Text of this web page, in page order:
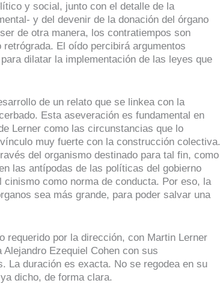
y social, junto con el detalle de la
y del devenir de la donación del órgano
de otra manera, los contratiempos son
El oído percibirá argumentos
dilatar la implementación de las leyes que
de un relato que se linkea con la
Esta aseveración es fundamental en
Lerner como las circunstancias que lo
muy fuerte con la construcción colectiva.
del organismo destinado para tal fin, como
las antípodas de las políticas del gobierno
como norma de conducta. Por eso, la
sea más grande, para poder salvar una
requerido por la dirección, con Martin Lerner
Ezequiel Cohen con sus
La duración es exacta. No se regodea en su
dicho, de forma clara.